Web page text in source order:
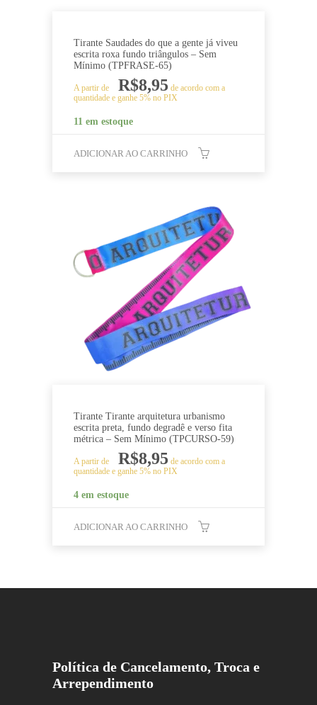
Tirante Saudades do que a gente já viveu
escrita roxa fundo triângulos – Sem
Mínimo (TPFRASE-65)
A partir de R$8,95 de acordo com a
quantidade e ganhe 5% no PIX
11 em estoque
ADICIONAR AO CARRINHO
Tirante Tirante arquitetura urbanismo
escrita preta, fundo degradê e verso fita
métrica – Sem Mínimo (TPCURSO-59)
A partir de R$8,95 de acordo com a
quantidade e ganhe 5% no PIX
4 em estoque
ADICIONAR AO CARRINHO
Política de Cancelamento, Troca e
Arrependimento